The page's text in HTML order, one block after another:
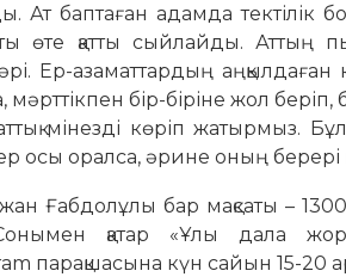
баптаған адамда тектілік
өте қатты сыйлайды. Аттың
Ер-азаматтардың аңқылдаған
бір-біріне жол беріп,
мінезді көріп жатырмыз. Бұл
осы оралса, әрине оның берері
Ғабдолұлы бар мақсаты –
қатар «Ұлы дала
парақшасына күн сайын 15-20